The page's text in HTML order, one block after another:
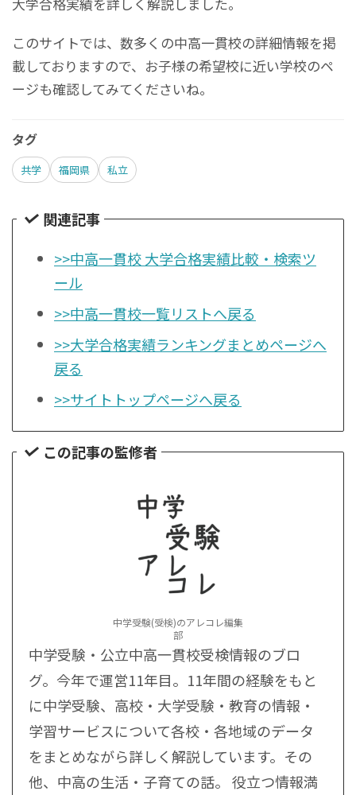
このサイトでは、数多くの中高一貫校の詳細情報を掲
載しておりますので、お子様の希望校に近い学校のペ
ージも確認してみてくださいね。
タグ
共学 福岡県 私立
関連記事
>>中高一貫校 大学合格実績比較・検索ツ
ール
>>中高一貫校一覧リストへ戻る
>>大学合格実績ランキングまとめページへ
戻る
>>サイトトップページへ戻る
この記事の監修者
中学受験(受検)のアレコレ編集
部
中学受験・公立中高一貫校受検情報のブロ
グ。今年で運営11年目。11年間の経験をもと
に中学受験、高校・大学受験・教育の情報・
学習サービスについて各校・各地域のデータ
をまとめながら詳しく解説しています。その
他、中高の生活・子育ての話。 役立つ情報満